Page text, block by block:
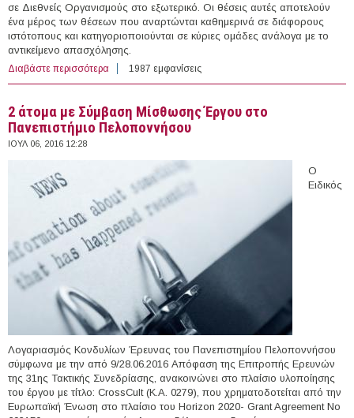
σε Διεθνείς Οργανισμούς στο εξωτερικό. Οι θέσεις αυτές αποτελούν
ένα μέρος των θέσεων που αναρτώνται καθημερινά σε διάφορους
ιστότοπους και κατηγοριοποιούνται σε κύριες ομάδες ανάλογα με το
αντικείμενο απασχόλησης.
Διαβάστε περισσότερα για 30 θέσεις εργασίας σε Διεθνείς Οργανισμούς στο
εξωτερικό (06/07/2016)
1987 εμφανίσεις
2 άτομα με Σύμβαση Μίσθωσης Έργου στο
Πανεπιστήμιο Πελοποννήσου
ΙΟΥΛ 06, 2016 12:28
Ο
Ειδικός
Λογαριασμός Κονδυλίων Έρευνας του Πανεπιστημίου Πελοποννήσου
σύμφωνα με την από 9/28.06.2016 Απόφαση της Επιτροπής Ερευνών
της 31ης Τακτικής Συνεδρίασης, ανακοινώνει στο πλαίσιο υλοποίησης
του έργου με τίτλο: CrossCult (Κ.Α. 0279), που χρηματοδοτείται από την
Ευρωπαϊκή Ένωση στο πλαίσιο του Horizon 2020- Grant Agreement No